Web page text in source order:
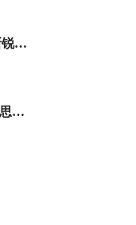
2025MeetBrands中国出海新锐消费品牌榜单报告
TikTok GMV Max广告分析思路及调整建议